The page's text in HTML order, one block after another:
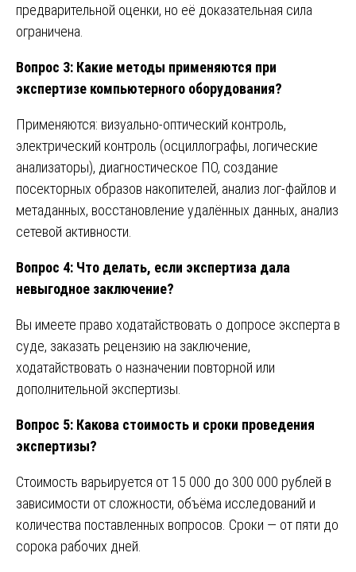
предварительной оценки, но её доказательная сила
ограничена.
Вопрос 3: Какие методы применяются при
экспертизе компьютерного оборудования?
Применяются: визуально-оптический контроль,
электрический контроль (осциллографы, логические
анализаторы), диагностическое ПО, создание
посекторных образов накопителей, анализ лог-файлов и
метаданных, восстановление удалённых данных, анализ
сетевой активности.
Вопрос 4: Что делать, если экспертиза дала
невыгодное заключение?
Вы имеете право ходатайствовать о допросе эксперта в
суде, заказать рецензию на заключение,
ходатайствовать о назначении повторной или
дополнительной экспертизы.
Вопрос 5: Какова стоимость и сроки проведения
экспертизы?
Стоимость варьируется от 15 000 до 300 000 рублей в
зависимости от сложности, объёма исследований и
количества поставленных вопросов. Сроки — от пяти до
сорока рабочих дней.